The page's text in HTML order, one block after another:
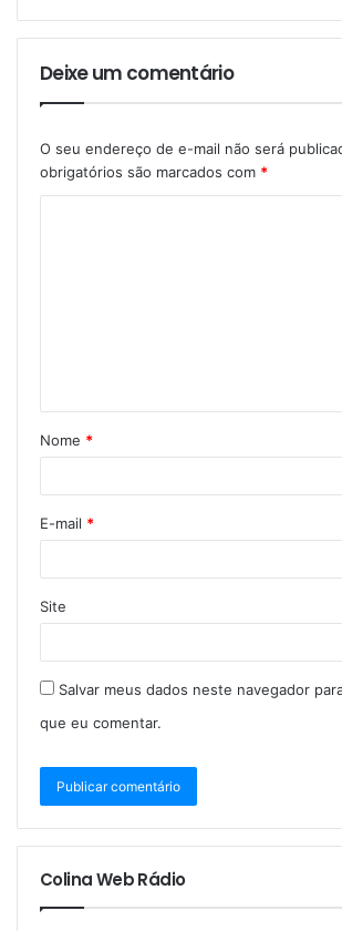
Deixe um comentário
O seu endereço de e-mail não será
obrigatórios são marcados com *
Nome *
E-mail *
Site
Salvar meus dados neste navegador
que eu comentar.
Colina Web Rádio